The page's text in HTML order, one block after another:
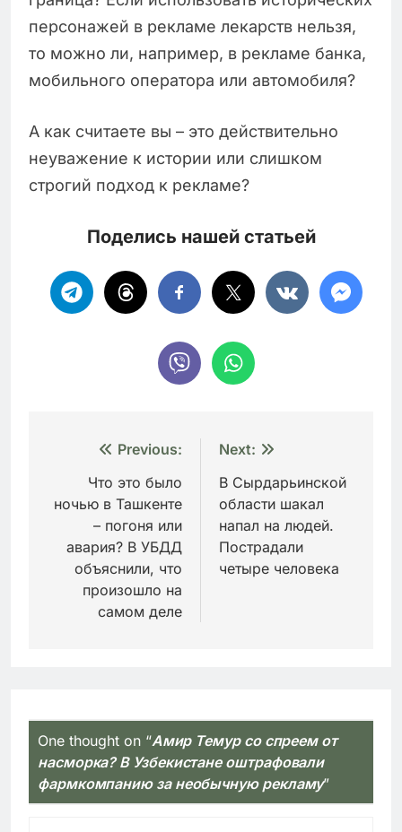
персонажей в рекламе лекарств нельзя,
то можно ли, например, в рекламе банка,
мобильного оператора или автомобиля?
А как считаете вы – это действительно
неуважение к истории или слишком
строгий подход к рекламе?
Поделись нашей статьей
Навигация
записям
Previous:
Что это было
ночью в Ташкенте
– погоня или
авария? В УБДД
объяснили, что
произошло на
самом деле
Next:
В Сырдарьинской
области шакал
напал на людей.
Пострадали
четыре человека
One thought on “Амир Темур со спреем от
насморка? В Узбекистане оштрафовали
фармкомпанию за необычную рекламу”